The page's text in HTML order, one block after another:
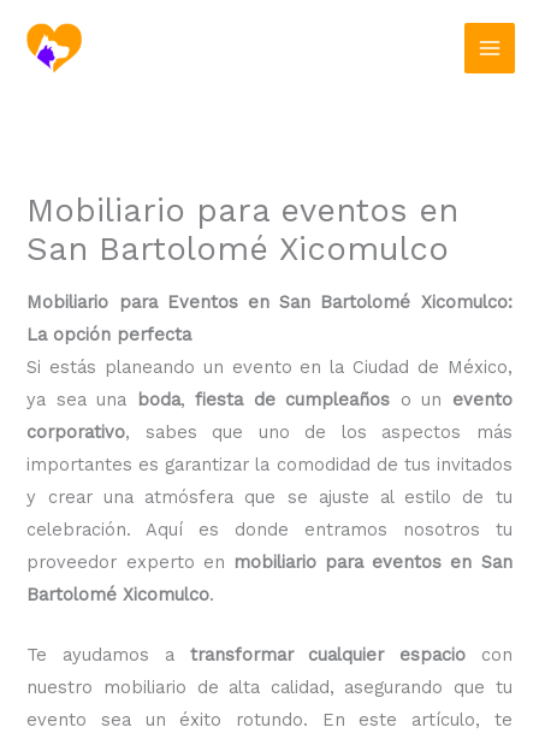
contenido
Mobiliario para eventos en
San Bartolomé Xicomulco
Mobiliario para Eventos en San Bartolomé Xicomulco:
La opción perfecta
Si estás planeando un evento en la Ciudad de México,
ya sea una
boda,fiesta de cumpleaños o un evento
corporativo, sabes que uno de los aspectos más
importantes es garantizar la comodidad de tus invitados
y crear una atmósfera que se ajuste al estilo de tu
celebración. Aquí es donde entramos nosotros tu
proveedor experto en mobiliario para eventos en San
Bartolomé Xicomulco.
Te ayudamos a transformar cualquier espaciocon
nuestro mobiliario de alta calidad, asegurando que tu
evento sea un éxito rotundo. En este artículo, te